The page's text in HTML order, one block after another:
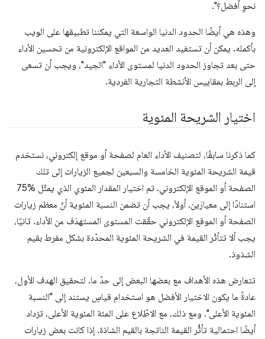
نحوٍ أفضل؟".
وهذه هي أيضًا الحدود الدنيا الواسعة التي يمكننا تطبيقها على الويب
بأكمله. يمكن أن تستفيد العديد من المواقع الإلكترونية من تحسين الأداء
حتى بعد تجاوز الحدود الدنيا لمستوى الأداء "الجيد"، ويجب أن تسعى
إلى الربط بمقاييس الأنشطة التجارية الفردية.
اختيار الشريحة المئوية
كما ذكرنا سابقًا، لتصنيف الأداء العام لصفحة أو موقع إلكتروني، نستخدم
قيمة الشريحة المئوية الخامسة والسبعين لجميع الزيارات إلى تلك
الصفحة أو الموقع الإلكتروني. تم اختيار المقدار المئوي الذي يمثّل %75
استنادًا إلى معيارَين. أولاً، يجب أن تضمن النسبة المئوية أنّ معظم زيارات
الصفحة أو الموقع الإلكتروني حقّقت المستوى المستهدَف من الأداء. ثانيًا،
يجب ألا تتأثّر القيمة في الشريحة المئوية المحدّدة بشكل مفرط بقيم
الشذوذ.
تتعارض هذه الأهداف مع بعضها البعض إلى حدّ ما. لتحقيق الهدف الأول،
عادةً ما يكون الاختيار الأفضل هو استخدام قياسٍ يستند إلى ‎"النسبة
المئوية الأعلى". ومع ذلك، مع الاطّلاع على المئة المئوية الأعلى، تزداد
أيضًا احتمالية تأثُّر القيمة الناتجة بالقيم الشاذة. إذا كانت بعض زيارات